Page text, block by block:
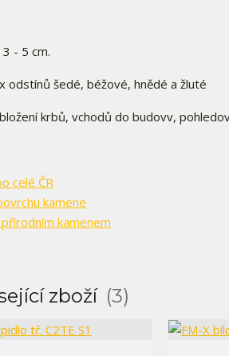
3 - 5 cm.
odstínů šedé, béžové, hnědé a žluté
krbů, vchodů do budovv,
celé ČR
kamene
kamenem
zboží 3